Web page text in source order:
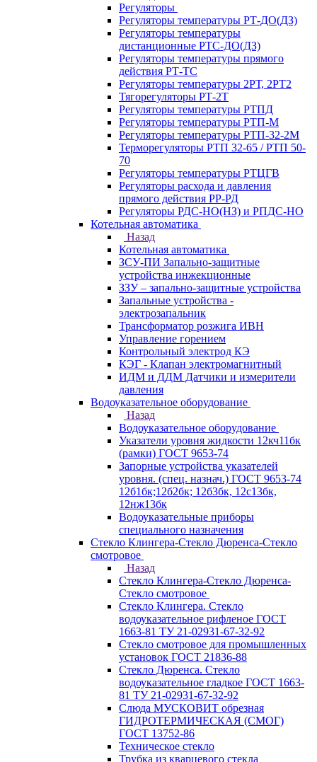
Регуляторы
Регуляторы температуры РТ-ДО(ДЗ)
Регуляторы температуры
дистанционные РТС-ДО(ДЗ)
Регуляторы температуры прямого
действия РТ-ТС
Регуляторы температуры 2РТ, 2РT2
Тягорегуляторы РТ-2Т
Регуляторы температуры РТПД
Регуляторы температуры РТП-M
Регуляторы температуры РТП-32-2М
Терморегуляторы РТП 32-65 / РТП 50-
70
Регуляторы температуры РТЦГВ
Регуляторы расхода и давления
прямого действия РР-РД
Регуляторы РДС-НО(НЗ) и РПДС-НО
Котельная автоматика
Назад
Котельная автоматика
ЗСУ-ПИ Запально-защитные
устройства инжекционные
ЗЗУ – запально-защитные устройства
Запальные устройства -
электрозапальник
Трансформатор розжига ИВН
Управление горением
Контрольный электрод КЭ
КЭГ - Клапан электромагнитный
ИДМ и ДДМ Датчики и измерители
давления
Водоуказательное оборудование
Назад
Водоуказательное оборудование
Указатели уровня жидкости 12кч11бк
(рамки) ГОСТ 9653-74
Запорные устройства указателей
уровня. (спец. назнач.) ГОСТ 9653-74
12б1бк;12б2бк; 12б3бк, 12с13бк,
12нж13бк
Водоуказательные приборы
специального назначения
Стекло Клингера-Стекло Дюренса-Стекло
смотровое
Назад
Стекло Клингера-Стекло Дюренса-
Стекло смотровое
Стекло Клингера. Стекло
водоуказательное рифленое ГОСТ
1663-81 ТУ 21-02931-67-32-92
Стекло смотровое для промышленных
установок ГОСТ 21836-88
Стекло Дюренса. Стекло
водоуказательное гладкое ГОСТ 1663-
81 ТУ 21-02931-67-32-92
Слюда МУСКОВИТ обрезная
ГИДРОТЕРМИЧЕСКАЯ (СМОГ)
ГОСТ 13752-86
Техническое стекло
Трубка из кварцевого стекла